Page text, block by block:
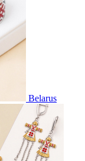
Belarus